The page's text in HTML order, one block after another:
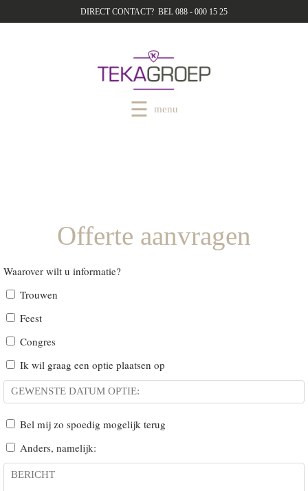
DIRECT CONTACT? BEL 088 - 000 15 25
menu
Offerte aanvragen
Waarover wilt u informatie?
Trouwen
Feest
Congres
Ik wil graag een optie plaatsen op
Bel mij zo spoedig mogelijk terug
Anders, namelijk: